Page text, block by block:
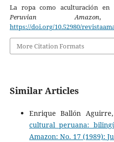
La ropa como aculturación en
Peruvian Amazon
https://doi.org/10.52980/
More Citation Formats
Similar Articles
Enrique Ballón Aguirre,
cultural peruana:
Amazon: No. 17 (1989):